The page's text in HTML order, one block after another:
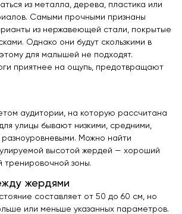
из металла, дерева, пластика или
Самыми прочными признаны
из нержавеющей стали, покрытые
Однако они будут скользкими в
для малышей не подходят.
приятнее на ощупь, предотвращают
аудитории, на которую рассчитана
улицы бывают низкими, средними,
Можно найти
высотой жердей — хороший
тренировочной зоны.
жердями
составляет от 50 до 60 см, но
или меньше указанных параметров.